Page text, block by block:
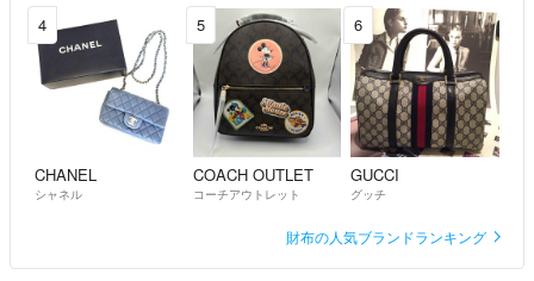
4
CHANEL
シャネル
5
COACH OUTLET
コーチアウトレット
6
GUCCI
グッチ
財布の人気ブランドランキング